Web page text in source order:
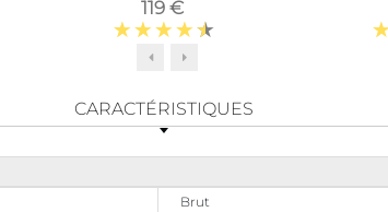
119 €
CARACTÉRISTIQUES
Brut